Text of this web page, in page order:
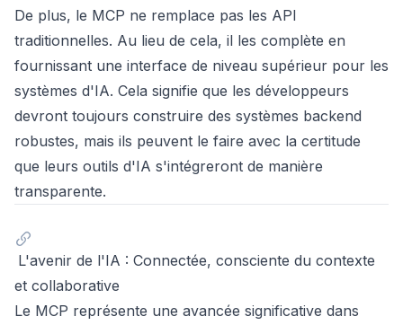
De plus, le MCP ne remplace pas les API
traditionnelles. Au lieu de cela, il les complète en
fournissant une interface de niveau supérieur pour les
systèmes d'IA. Cela signifie que les développeurs
devront toujours construire des systèmes backend
robustes, mais ils peuvent le faire avec la certitude
que leurs outils d'IA s'intégreront de manière
transparente.
L'avenir de l'IA : Connectée, consciente du contexte
et collaborative
Le MCP représente une avancée significative dans